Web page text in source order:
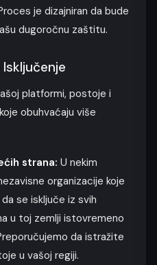
je dizajniran da bude
dugoročnu zaštitu.
platformi, postoje i
obuhvaćaju više
strana: U nekim
organizacije koje
se isključe iz svih
u toj zemlji istovremeno
da istražite
u vašoj regiji.